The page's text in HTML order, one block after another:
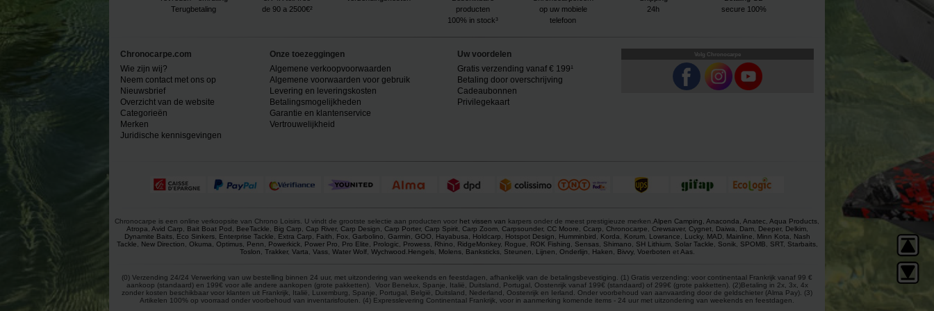
Terugbetaling
de 90 a 2500€²
producten
100% in stock³
op uw mobiele
telefoon
24h
secure 100%
Chronocarpe.com
Wie zijn wij?
Neem contact met ons op
Nieuwsbrief
Overzicht van de website
Categorieën
Merken
Juridische kennisgevingen
Onze toezeggingen
Algemene verkoopvoorwaarden
Algemene voorwaarden voor gebruik
Levering en leveringskosten
Betalingsmogelijkheden
Garantie en klantenservice
Vertrouwelijkheid
Uw voordelen
Gratis verzending vanaf € 199¹
Betaling door overschrijving
Cadeaubonnen
Privilegekaart
Volg Chronocarpe
Chronocarpe is een online verkoopsite van Chrono Loisirs. U vindt de grootste selectie aan producten voor het vissen van karpers onder de meest prestigieuze merken. Alpen Camping Anaconda Anatec Aqua Products
Atropa Avid Carp Bait Boat Pod BeeTackle Big Carp Cap River, Carp Design Carp Porter, Carp Spirit, Carp Zoom, Carpsounder, CC Moore Ccarp Chronocarpe Crewsaver, Cygnet, Daiwa Dam, Deeper, Delkim,
Dynamite Baits, Eco Sinkers, Enterprise Tackle Extra Carp Faith Fox, Garbolino Garmin GOO Hayabusa Holdcarp Hotspot Design Humminbird Korda Korum, Lowrance Lucky, MAD, Mainline Minn Kota
Nash
Tackle
New Direction Okuma Optimus, Penn Powerkick, Power Pro Pro Elite Prologic Prowess, Rhino RidgeMonkey, Rogue ROK Fishing Sensas, Shimano SH Lithium, Solar Tackle Sonik, SPOMB SRT, Starbaits,
Toslon
Trakker, Varta Vass, Water Wolf, Wychwood Hengels, Molens, Banksticks, Steunen Lijnen Onderlijn Haken Bivvy, Voerboten et Aas.
(0) Verzending 24/24 Verwerking van uw bestelling binnen 24 uur, met uitzondering van weekends en feestdagen, afhankelijk van de betalingsbevestiging. (1) Gratis verzending: voor continentaal Frankrijk vanaf 99 €
aankoop (standaard) en 199€ voor alle andere aankopen (grote pakketten). Voor Benelux, Spanje, Italië, Duitsland, Portugal, Oostenrijk vanaf 199€ (standaard) of 299€ (grote pakketten). (2)Betaling in 2x, 3x, 4x
zonder kosten beschikbaar voor klanten uit Frankrijk, Italië, Luxemburg, Spanje, Portugal, België, Duitsland, Nederland, Oostenrijk en Ierland. Onder voorbehoud van aanvaarding door de geldschieter (Alma Pay). (3)
Artikelen 100% op voorraad onder voorbehoud van inventarisfouten. (4) Expresslevering Continentaal Frankrijk, voor in aanmerking komende items - 24 uur met uitzondering van weekends en feestdagen.